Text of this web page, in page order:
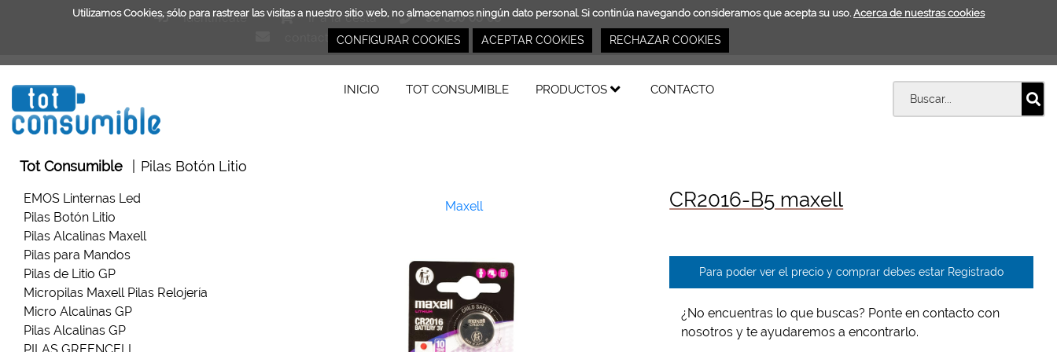
Utilizamos Cookies, sólo para rastrear las visitas a nuestro sitio web, no almacenamos ningún dato personal. Si continúa navegando consideramos que acepta su uso. Acerca de nuestras cookies
CONFIGURAR COOKIES ACEPTAR COOKIES RECHAZAR COOKIES
Identifícate Ir a la cesta
93 680 05 08
contacto@totconsumible.com
INICIO TOT CONSUMIBLE PRODUCTOS CONTACTO
Tot Consumible Pilas Botón Litio
EMOS Linternas Led
Pilas Botón Litio
Pilas Alcalinas Maxell
Pilas para Mandos
Pilas de Litio GP
Micropilas Maxell Pilas Relojería
Micro Alcalinas GP
Pilas Alcalinas GP
PILAS GREENCELL
Maxell CR2016-B5 maxell
Para poder ver el precio y comprar debes estar Registrado
¿No encuentras lo que buscas? Ponte en contacto con
nosotros y te ayudaremos a encontrarlo.